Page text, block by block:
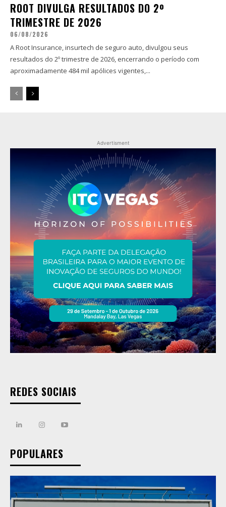
ROOT DIVULGA RESULTADOS DO 2º
TRIMESTRE DE 2026
06/08/2026
A Root Insurance, insurtech de seguro auto, divulgou seus
resultados do 2º trimestre de 2026, encerrando o período com
aproximadamente 484 mil apólices vigentes,...
Advertisment
REDES SOCIAIS
POPULARES